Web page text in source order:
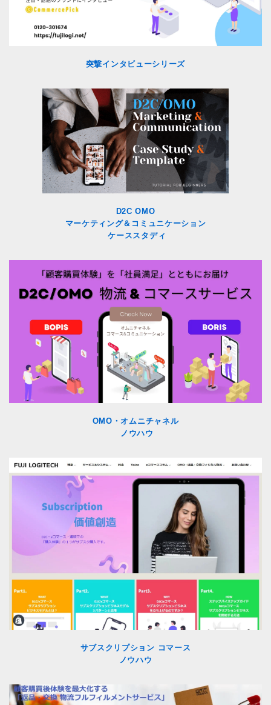
突撃インタビューシリーズ
D2C OMO
マーケティング＆コミュニケーション
ケーススタディ
OMO・オムニチャネル
ノウハウ
サブスクリプション コマース
ノウハウ